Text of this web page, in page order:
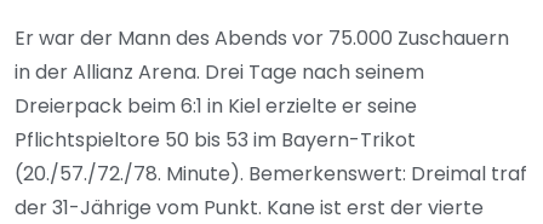
Er war der Mann des Abends vor 75.000 Zuschauern
in der Allianz Arena. Drei Tage nach seinem
Dreierpack beim 6:1 in Kiel erzielte er seine
Pflichtspieltore 50 bis 53 im Bayern-Trikot
(20./57./72./78. Minute). Bemerkenswert: Dreimal traf
der 31-Jährige vom Punkt. Kane ist erst der vierte